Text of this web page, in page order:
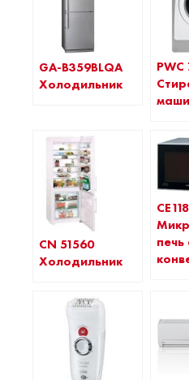
GA-B359BLQA
Холодильник
PWC
CN 51560
Холодильник
печь